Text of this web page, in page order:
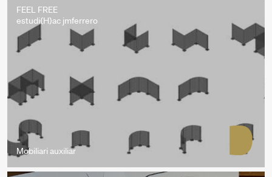
FEEL FREE
estudi{H}ac jmferrero
Mobiliari auxiliar